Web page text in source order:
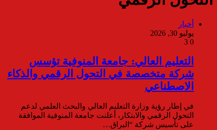
أخبار
يوليو 30, 2026
0
التعليم العالي: جامعة المنوفية تؤسس
شركة متخصصة في التحول الرقمي والذكاء
الاصطناعي
في إطار رؤية وزارة التعليم العالي والبحث العلمي لدعم
التحول الرقمي والابتكار، أعلنت جامعة المنوفية الموافقة
على تأسيس شركة “البراق…